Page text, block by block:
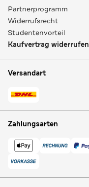
Partnerprogramm
Widerrufsrecht
Studentenvorteil
Kaufvertrag widerrufen
Versandart
Zahlungsarten